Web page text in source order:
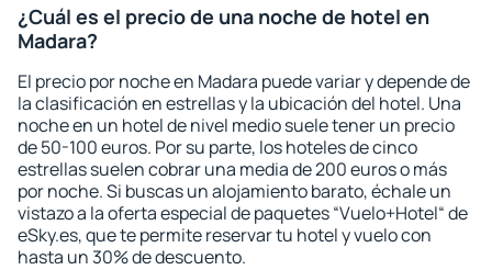
¿Cuál es el precio de una noche de hotel en
Madara?
El precio por noche en Madara puede variar y depende de
la clasificación en estrellas y la ubicación del hotel. Una
noche en un hotel de nivel medio suele tener un precio
de 50-100 euros. Por su parte, los hoteles de cinco
estrellas suelen cobrar una media de 200 euros o más
por noche. Si buscas un alojamiento barato, échale un
vistazo a la oferta especial de paquetes “Vuelo+Hotel“ de
eSky.es, que te permite reservar tu hotel y vuelo con
hasta un 30% de descuento.